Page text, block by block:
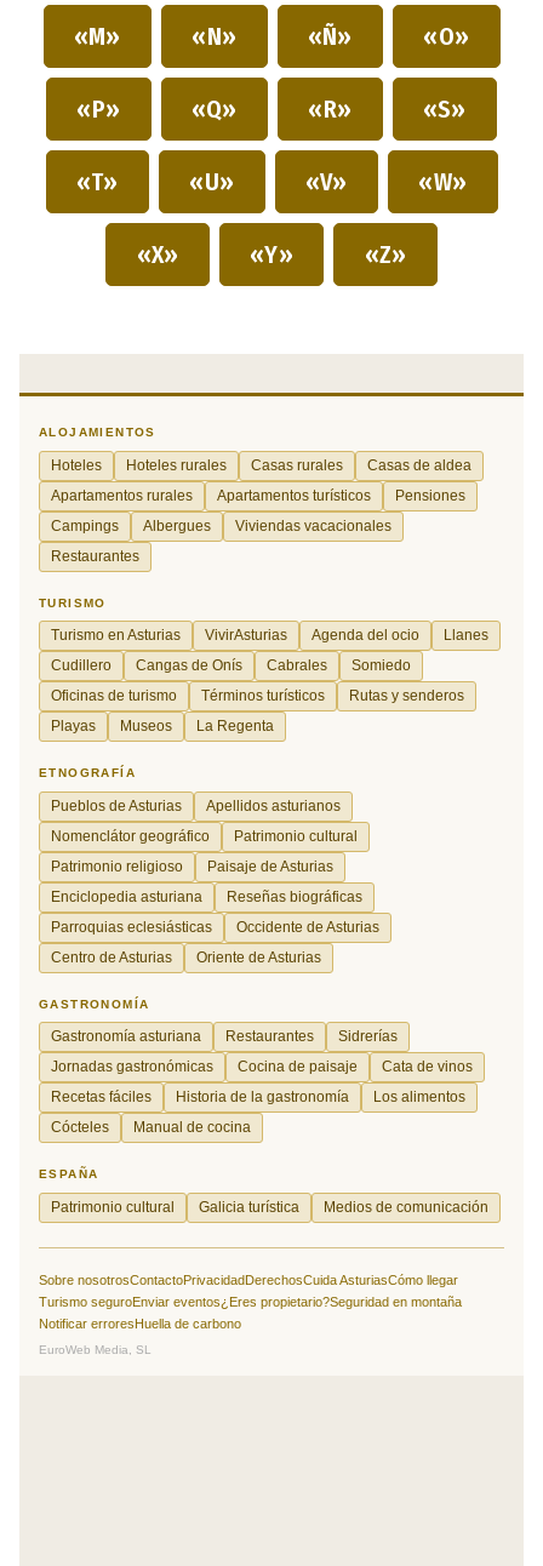
«M» «N» «Ñ» «O»
«P» «Q» «R» «S»
«T» «U» «V» «W»
«X» «Y» «Z»